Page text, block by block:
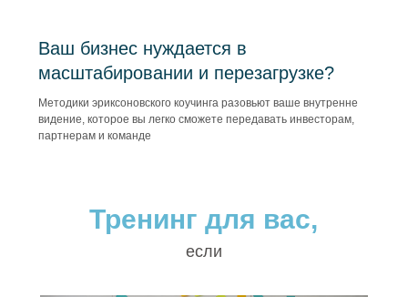
Ваш бизнес нуждается в
масштабировании и перезагрузке?
Методики эриксоновского коучинга разовьют ваше внутренне
видение, которое вы легко сможете передавать инвесторам,
партнерам и команде
Тренинг для вас,
если